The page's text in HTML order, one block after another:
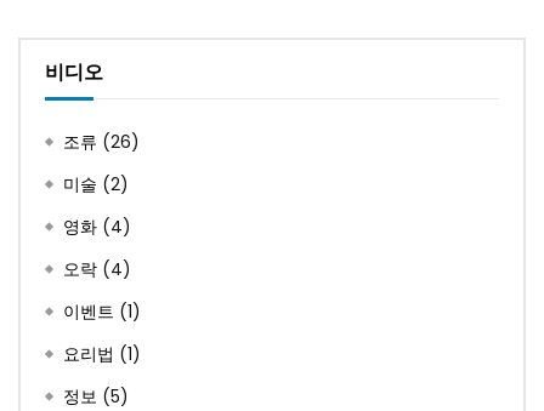
비디오
조류 (26)
미술 (2)
영화 (4)
오락 (4)
이벤트 (1)
요리법 (1)
정보 (5)